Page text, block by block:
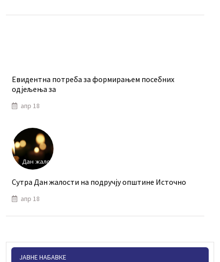
Евидентна потреба за формирањем посебних
одјељења за
апр 18
Сутра Дан жалости на подручју општине Источно
апр 18
ЈАВНЕ НАБАВКЕ